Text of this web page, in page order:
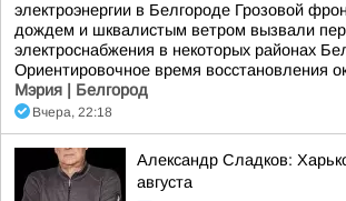
электроэнергии в Белгороде Грозовой
дождем и шквалистым ветром вызвали
электроснабжения в некоторых районах
Ориентировочное время восстановления
Мэрия | Белгород
Вчера, 22:18
Александр Сладков:
августа